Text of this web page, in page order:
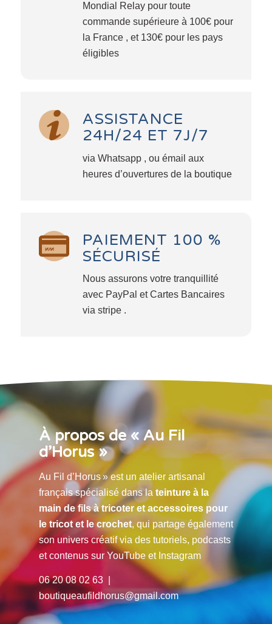
Mondial Relay pour toute
commande supérieure à 100€ pour
la France , et 130€ pour les pays
éligibles
ASSISTANCE
24H/24 ET 7J/7
via Whatsapp , ou émail aux
heures d’ouvertures de la boutique
PAIEMENT 100 %
SÉCURISÉ
Nous assurons votre tranquillité
avec PayPal et Cartes Bancaires
via stripe .
À propos de « Au Fil
d’Horus »
Au Fil d’Horus » est un atelier artisanal
français spécialisé dans la teinture à la
main de fils à tricoter et accessoires pour
le tricot et le crochet, qui partage également
son univers créatif via des tutoriels, podcasts
et contenus sur YouTube et Instagram
06 20 08 02 63 |
boutiqueaufildhorus@gmail.com